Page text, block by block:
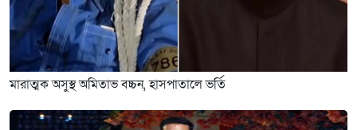
মারাত্মক অসুস্থ অমিতাভ বচ্চন, হাসপাতালে ভর্তি